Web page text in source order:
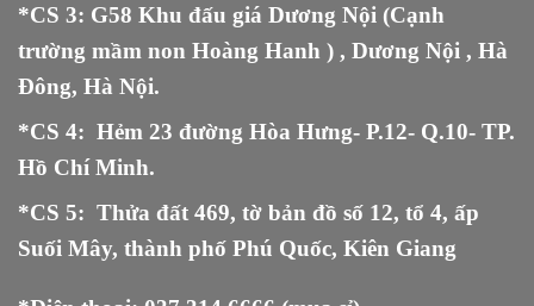
*CS 3: G58 Khu đấu giá Dương Nội (Cạnh
trường mầm non Hoàng Hanh ) , Dương Nội , Hà
Đông, Hà Nội.
*CS 4: Hẻm 23 đường Hòa Hưng- P.12- Q.10- TP.
Hồ Chí Minh.
*CS 5: Thửa đất 469, tờ bản đồ số 12, tổ 4, ấp
Suối Mây, thành phố Phú Quốc, Kiên Giang